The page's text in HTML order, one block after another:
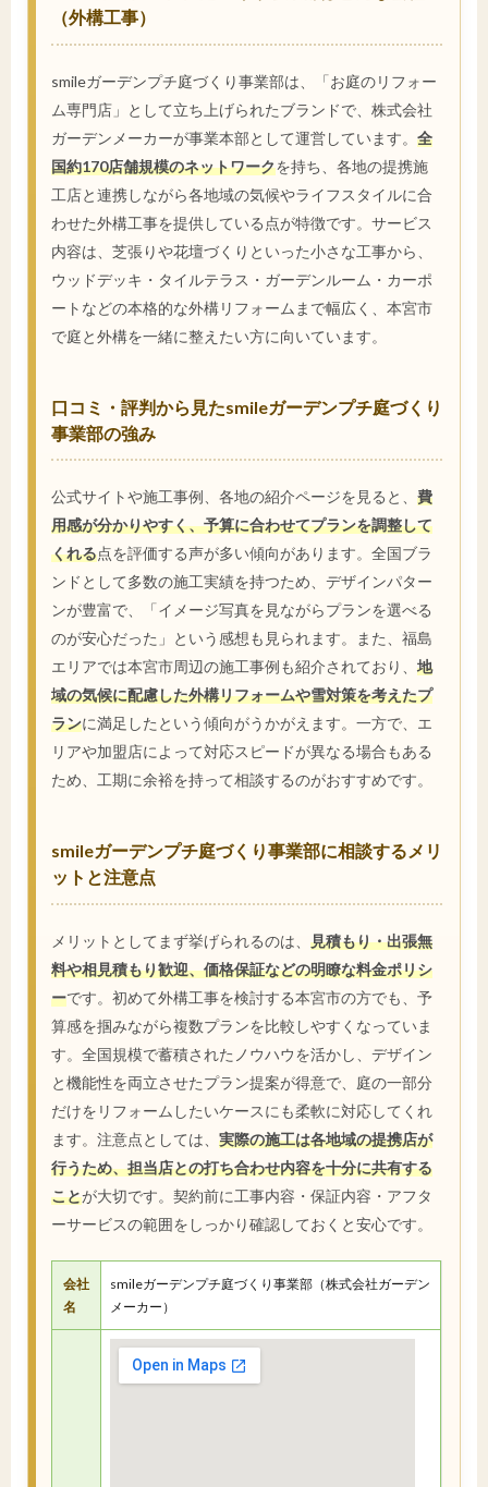
（外構工事）
smileガーデンプチ庭づくり事業部は、「お庭のリフォー
ム専門店」として立ち上げられたブランドで、株式会社
ガーデンメーカーが事業本部として運営しています。 全
国約170店舗規模のネットワークを持ち、各地の提携施
工店と連携しながら各地域の気候やライフスタイルに合
わせた外構工事を提供している点が特徴です。サービス
内容は、芝張りや花壇づくりといった小さな工事から、
ウッドデッキ・タイルテラス・ガーデンルーム・カーポ
ートなどの本格的な外構リフォームまで幅広く、本宮市
で庭と外構を一緒に整えたい方に向いています。
口コミ・評判から見たsmileガーデンプチ庭づくり
事業部の強み
公式サイトや施工事例、各地の紹介ページを見ると、 費
用感が分かりやすく、予算に合わせてプランを調整して
くれる点を評価する声が多い傾向があります。全国ブラ
ンドとして多数の施工実績を持つため、デザインパター
ンが豊富で、「イメージ写真を見ながらプランを選べる
のが安心だった」という感想も見られます。また、福島
エリアでは本宮市周辺の施工事例も紹介されており、 地
域の気候に配慮した外構リフォームや雪対策を考えたプ
ランに満足したという傾向がうかがえます。一方で、エ
リアや加盟店によって対応スピードが異なる場合もある
ため、工期に余裕を持って相談するのがおすすめです。
smileガーデンプチ庭づくり事業部に相談するメリ
ットと注意点
メリットとしてまず挙げられるのは、 見積もり・出張無
料や相見積もり歓迎、価格保証などの明瞭な料金ポリシ
ーです。初めて外構工事を検討する本宮市の方でも、予
算感を掴みながら複数プランを比較しやすくなっていま
す。全国規模で蓄積されたノウハウを活かし、デザイン
と機能性を両立させたプラン提案が得意で、庭の一部分
だけをリフォームしたいケースにも柔軟に対応してくれ
ます。注意点としては、 実際の施工は各地域の提携店が
行うため、担当店との打ち合わせ内容を十分に共有する
ことが大切です。契約前に工事内容・保証内容・アフタ
ーサービスの範囲をしっかり確認しておくと安心です。
会社
名
smileガーデンプチ庭づくり事業部（株式会社ガーデン
メーカー）